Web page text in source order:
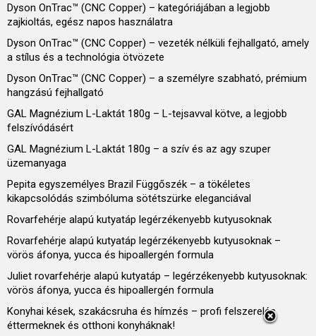
Dyson OnTrac™ (CNC Copper) – kategóriájában a legjobb
zajkioltás, egész napos használatra
Dyson OnTrac™ (CNC Copper) – vezeték nélküli fejhallgató, amely
a stílus és a technológia ötvözete
Dyson OnTrac™ (CNC Copper) – a személyre szabható, prémium
hangzású fejhallgató
GAL Magnézium L-Laktát 180g – L-tejsavval kötve, a legjobb
felszívódásért
GAL Magnézium L-Laktát 180g – a szív és az agy szuper
üzemanyaga
Pepita egyszemélyes Brazil Függőszék – a tökéletes
kikapcsolódás szimbóluma sötétszürke eleganciával
Rovarfehérje alapú kutyatáp legérzékenyebb kutyusoknak
Rovarfehérje alapú kutyatáp legérzékenyebb kutyusoknak –
vörös áfonya, yucca és hipoallergén formula
Juliet rovarfehérje alapú kutyatáp – legérzékenyebb kutyusoknak:
vörös áfonya, yucca és hipoallergén formula
Konyhai kések, szakácsruha és hímzés – profi felszerelés
éttermeknek és otthoni konyháknak!